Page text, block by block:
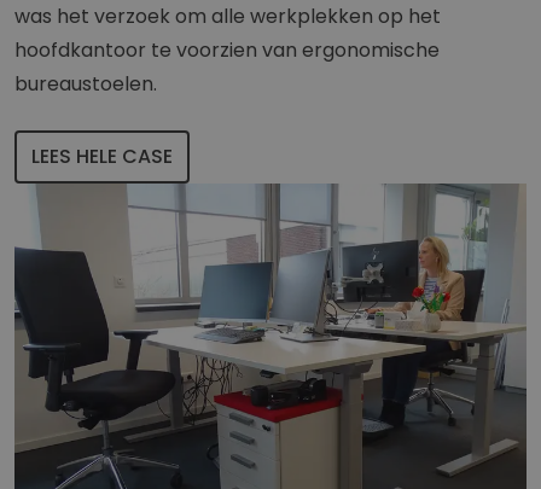
was het verzoek om alle werkplekken op het
hoofdkantoor te voorzien van ergonomische
bureaustoelen.
LEES HELE CASE